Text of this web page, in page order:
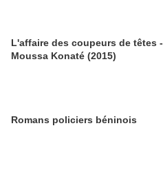
L'affaire des coupeurs de têtes -
Moussa Konaté (2015)
Romans policiers béninois